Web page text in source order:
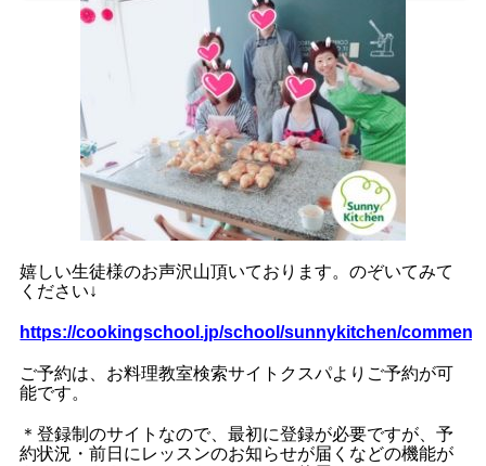
嬉しい生徒様のお声沢山頂いております。のぞいてみて
ください↓
https://cookingschool.jp/school/sunnykitchen/comment
ご予約は、お料理教室検索サイトクスパよりご予約が可
能です。
＊登録制のサイトなので、最初に登録が必要ですが、予
約状況・前日にレッスンのお知らせが届くなどの機能が